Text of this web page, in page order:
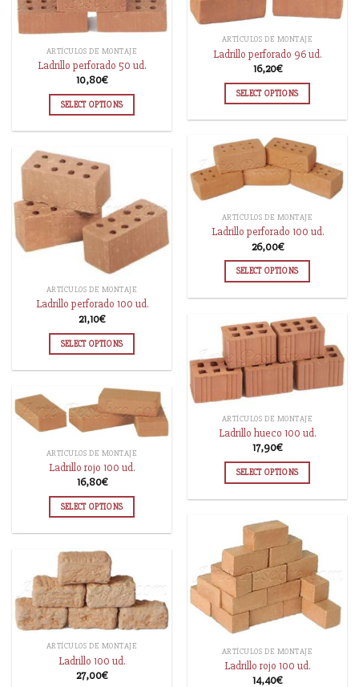
ARTÍCULOS DE MONTAJE
Ladrillo perforado 96 ud.
16,20€
SELECT OPTIONS
ARTÍCULOS DE MONTAJE
Ladrillo perforado 50 ud.
10,80€
SELECT OPTIONS
ARTÍCULOS DE MONTAJE
Ladrillo perforado 100 ud.
26,00€
SELECT OPTIONS
ARTÍCULOS DE MONTAJE
Ladrillo perforado 100 ud.
21,10€
SELECT OPTIONS
ARTÍCULOS DE MONTAJE
Ladrillo hueco 100 ud.
17,90€
SELECT OPTIONS
ARTÍCULOS DE MONTAJE
Ladrillo rojo 100 ud.
16,80€
SELECT OPTIONS
ARTÍCULOS DE MONTAJE
Ladrillo rojo 100 ud.
14,40€
ARTÍCULOS DE MONTAJE
Ladrillo 100 ud.
27,00€